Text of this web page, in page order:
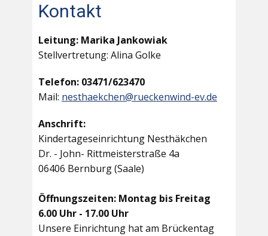
Kontakt
Leitung: Marika Jankowiak
Stellvertretung: Alina Golke
Telefon: 03471/623470
Mail: nesthaekchen@rueckenwind-ev.de
Anschrift:
Kindertageseinrichtung Nesthäkchen
Dr. - John- Rittmeisterstraße 4a
06406 Bernburg (Saale)
Öffnungszeiten: Montag bis Freitag
6.00 Uhr - 17.00 Uhr
Unsere Einrichtung hat am Brückentag